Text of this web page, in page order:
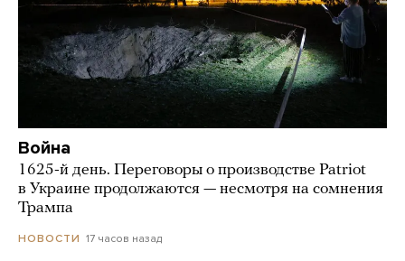
Война
1625-й день. Переговоры о производстве Patriot
в Украине продолжаются — несмотря на сомнения
Трампа
НОВОСТИ 17 часов назад